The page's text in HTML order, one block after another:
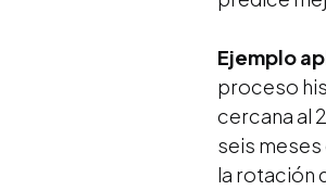
Ejemplo
proceso
cercana al
seis meses
la rotación